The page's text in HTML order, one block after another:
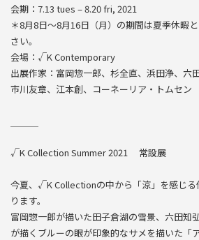
会期：7.13 tues – 8.20 fri, 2021
＊8月8日～8月16日（月）の期間は夏季休暇
さい。
会場：√K Contemporary
出展作家：富岡惣一郎、 杉全直、 浜田浄、 六
市川友章、江本創、 コーネーリア・トムセン
√K Collection Summer 2021 常設展
今夏、√K Collectionの中から「涼」を感じる
ります。
富岡惣一郎が描いた田子倉湖の雪景、 六田知
が描くブルーの眼が印象的なサメを描いた「